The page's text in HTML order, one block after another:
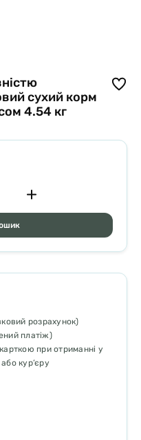
сухий корм
4.54 кг
розрахунок)
платіж)
при отриманні у
або кур’єру